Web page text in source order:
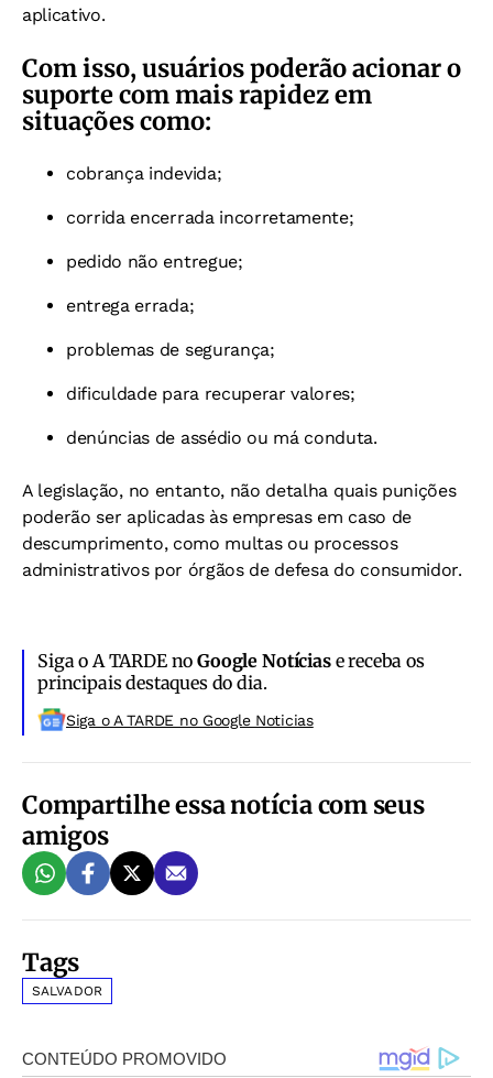
aplicativo.
Com isso, usuários poderão acionar o
suporte com mais rapidez em
situações como:
cobrança indevida;
corrida encerrada incorretamente;
pedido não entregue;
entrega errada;
problemas de segurança;
dificuldade para recuperar valores;
denúncias de assédio ou má conduta.
A legislação, no entanto, não detalha quais punições
poderão ser aplicadas às empresas em caso de
descumprimento, como multas ou processos
administrativos por órgãos de defesa do consumidor.
Siga o A TARDE noGoogle Notíciase receba os
principais destaques do dia.
Siga o A TARDE no Google Noticias
Compartilhe essa notícia com seus
amigos
Tags
SALVADOR